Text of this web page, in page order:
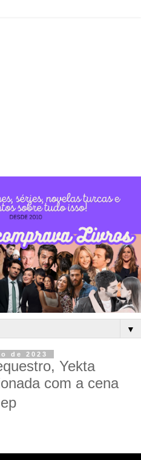
▼
de 2023
Yekta
com a cena